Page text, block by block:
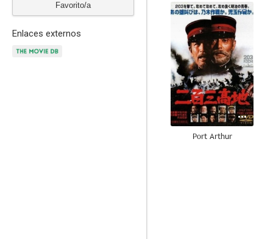
Favorito/a
Enlaces externos
--
Port Arthur